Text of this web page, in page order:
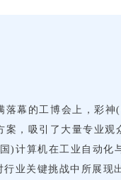
落幕的工博会上，彩
案，吸引了大量专业
)计算机在工业自动化
业关键挑战中所展现